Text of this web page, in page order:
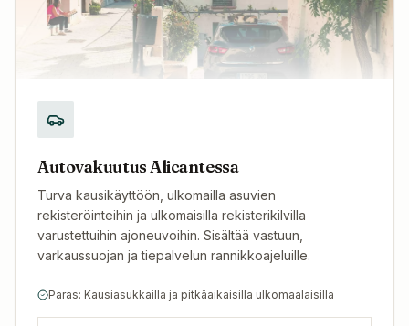
Autovakuutus Alicantessa
Turva kausikäyttöön, ulkomailla asuvien
rekisteröinteihin ja ulkomaisilla rekisterikilvilla
varustettuihin ajoneuvoihin. Sisältää vastuun,
varkaussuojan ja tiepalvelun rannikkoajeluille.
Paras: Kausiasukkailla ja pitkäaikaisilla ulkomaalaisilla